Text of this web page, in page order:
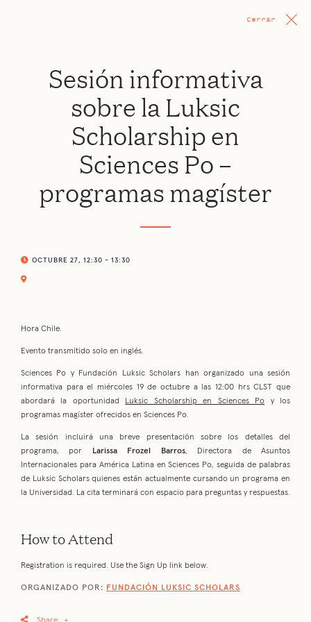
Cerrar
Sesión informativa
sobre la Luksic
Scholarship en
Sciences Po –
programas magíster
OCTUBRE 27, 12:30 - 13:30
Hora Chile.
Evento transmitido solo en inglés.
Sciences Po y Fundación Luksic Scholars han organizado una sesión
informativa para el miércoles 19 de octubre a las 12:00 hrs CLST que
abordará la oportunidad
Luksic Scholarship en Sciences Po y los
programas magíster ofrecidos en Sciences Po.
La sesión incluirá una breve presentación sobre los detalles del
programa, por
Larissa Frozel Barros, Directora de Asuntos
Internacionales para América Latina en Sciences Po, seguida de palabras
de Luksic Scholars quienes están actualmente cursando un programa en
la Universidad. La cita terminará con espacio para preguntas y respuestas.
How to Attend
Registration is required. Use the Sign Up link below.
ORGANIZADO POR: FUNDACIÓN LUKSIC SCHOLARS
Share +